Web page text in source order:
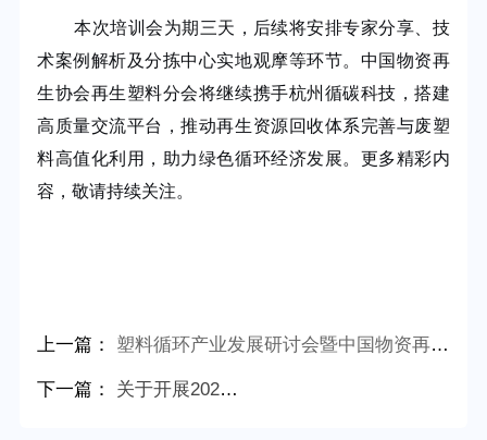
本次培训会为期三天，后续将安排专家分享、技
术案例解析及分拣中心实地观摩等环节。中国物资再
生协会再生塑料分会将继续携手杭州循碳科技，搭建
高质量交流平台，推动再生资源回收体系完善与废塑
料高值化利用，助力绿色循环经济发展。更多精彩内
容，敬请持续关注。
上一篇： 塑料循环产业发展研讨会暨中国物资再生协会再生塑料分会专家交流会在上海大学圆满召开
下一篇： 关于开展2026年度再生塑料循环利用领域科技成果评价工作的通知